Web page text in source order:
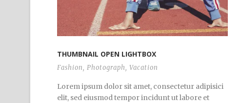
THUMBNAIL OPEN LIGHTBOX
Fashion, Photograph, Vacation
Lorem ipsum dolor sit amet, consectetur adipisici
elit, sed eiusmod tempor incidunt ut labore et